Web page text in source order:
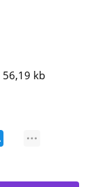
56,19 kb